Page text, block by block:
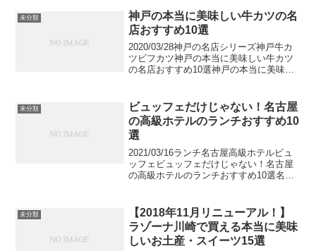
未分類
神戸の本当に美味しい牛カツの名
店おすすめ10選
2020/03/28神戸の名店シリーズ神戸牛カ
ツビフカツ神戸の本当に美味しい牛カツ
の名店おすすめ10選神戸の本当に美味し
組み合わせが絶品の牛カツ。神戸には人
気洋食店が多...
未分類
ビュッフェだけじゃない！名古屋
の高級ホテルのランチおすすめ10
選
2021/03/16ランチ名古屋高級ホテルビュ
ッフェビュッフェだけじゃない！名古屋
の高級ホテルのランチおすすめ10選名古
など美味しい食べ物が多い名古屋はまさ
にグルメの街...
未分類
【2018年11月リニューアル！】
ラゾーナ川崎で買える本当に美味
しいお土産・スイーツ15選